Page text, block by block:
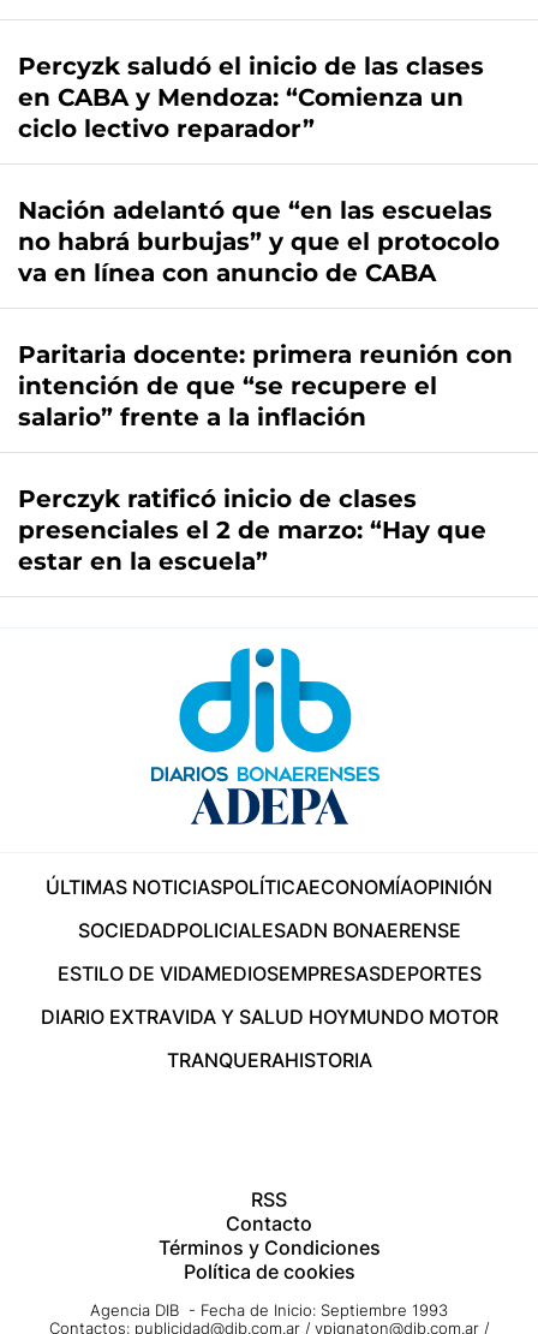
Percyzk saludó el inicio de las clases
en CABA y Mendoza: “Comienza un
ciclo lectivo reparador”
Nación adelantó que “en las escuelas
no habrá burbujas” y que el protocolo
va en línea con anuncio de CABA
Paritaria docente: primera reunión con
intención de que “se recupere el
salario” frente a la inflación
Perczyk ratificó inicio de clases
presenciales el 2 de marzo: “Hay que
estar en la escuela”
ÚLTIMAS NOTICIASPOLÍTICAECONOMÍAOPINIÓN
SOCIEDADPOLICIALESADN BONAERENSE
ESTILO DE VIDAMEDIOSEMPRESASDEPORTES
DIARIO EXTRAVIDA Y SALUD HOYMUNDO MOTOR
TRANQUERAHISTORIA
RSS
Contacto
Términos y Condiciones
Política de cookies
Agencia DIB - Fecha de Inicio: Septiembre 1993
Contactos: publicidad@dib.com.ar / vpignaton@dib.com.ar /